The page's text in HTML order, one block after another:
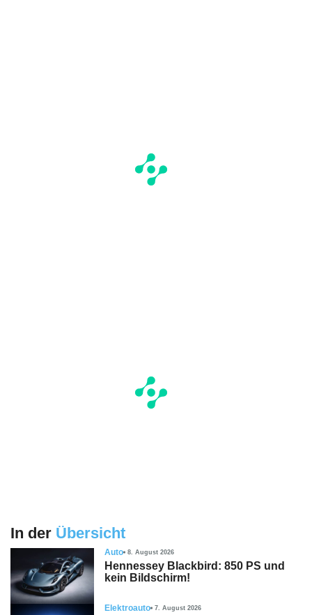
In der Übersicht
Auto 8. August 2026
Hennessey Blackbird: 850 PS und
kein Bildschirm!
Elektroauto 7. August 2026